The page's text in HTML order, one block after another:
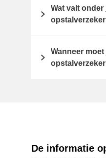
Wat valt onder
Wanneer moet
De informatie